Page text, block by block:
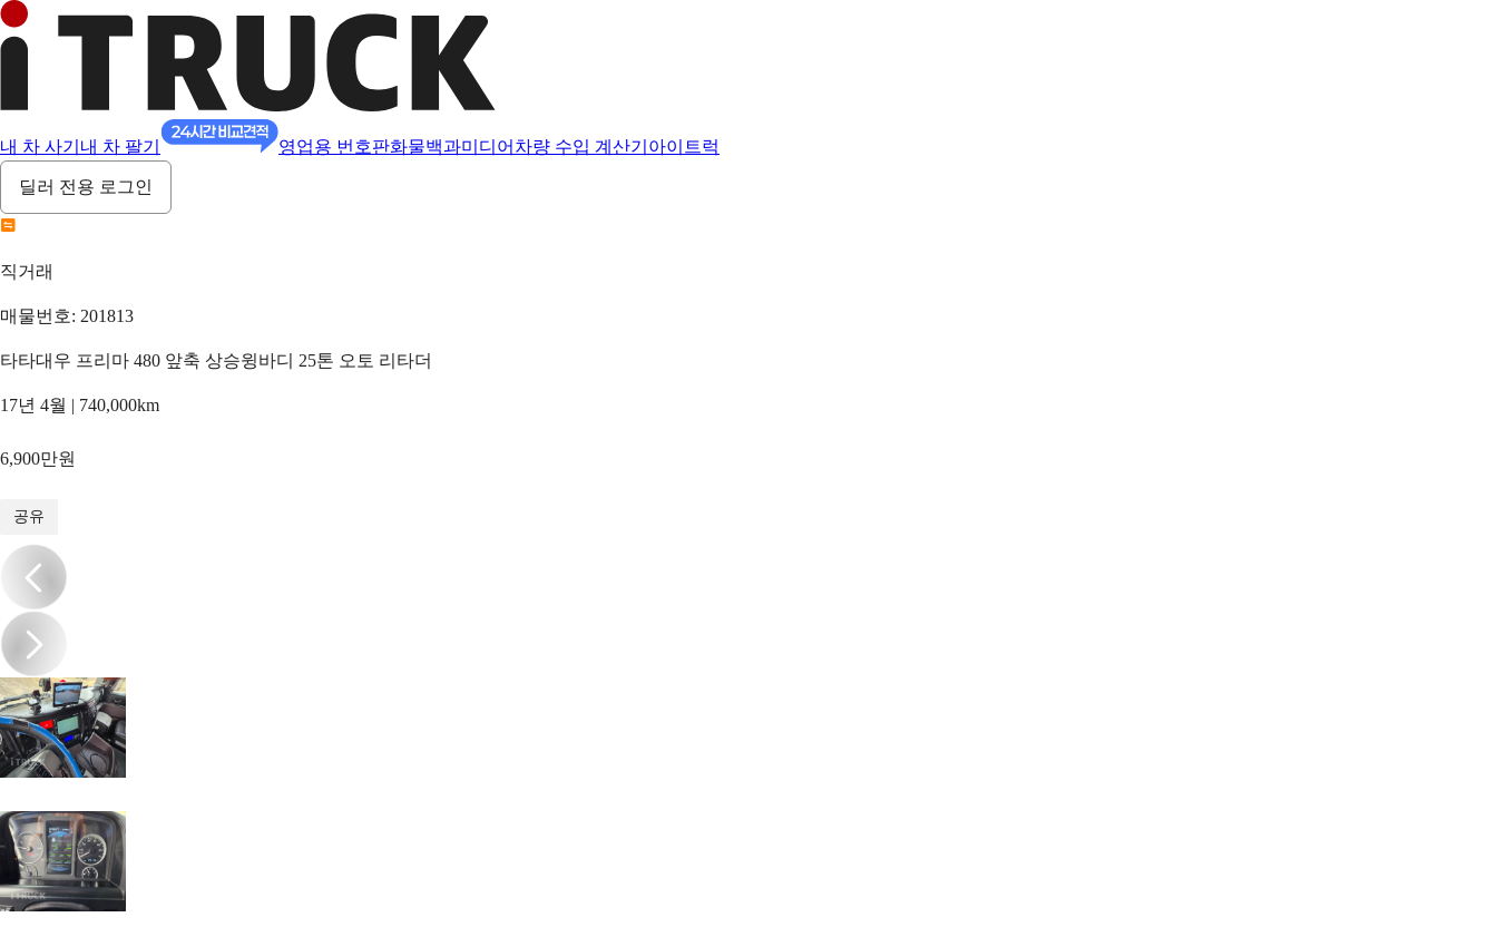
내 차 사기 내 차 팔기 영업용 번호판화물백과미디어 차량 수입 계산기 아이트럭
딜러 전용 로그인
직거래
매물번호: 201813
타타대우 프리마 480 앞축 상승윙바디 25톤 오토 리타더
17년 4월 | 740,000km
6,900만원
공유
/12